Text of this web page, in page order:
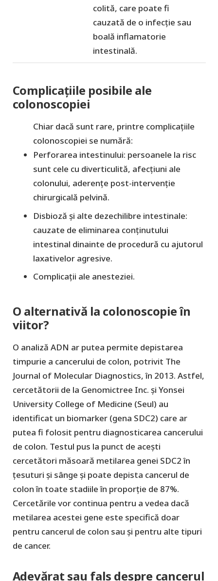
colită, care poate fi
cauzată de o infecție sau
boală inflamatorie
intestinală.
Complicațiile posibile ale
colonoscopiei
Chiar dacă sunt rare, printre complicațiile
colonoscopiei se numără:
Perforarea intestinului: persoanele la risc
sunt cele cu diverticulită, afecțiuni ale
colonului, aderențe post-intervenție
chirurgicală pelvină.
Disbioză și alte dezechilibre intestinale:
cauzate de eliminarea conținutului
intestinal dinainte de procedură cu ajutorul
laxativelor agresive.
Complicații ale anesteziei.
O alternativă la colonoscopie în
viitor?
O analiză ADN ar putea permite depistarea
timpurie a cancerului de colon, potrivit The
Journal of Molecular Diagnostics, în 2013. Astfel,
cercetătorii de la Genomictree Inc. și Yonsei
University College of Medicine (Seul) au
identificat un biomarker (gena SDC2) care ar
putea fi folosit pentru diagnosticarea cancerului
de colon. Testul pus la punct de acești
cercetători măsoară metilarea genei SDC2 în
țesuturi și sânge și poate depista cancerul de
colon în toate stadiile în proporție de 87%.
Cercetările vor continua pentru a vedea dacă
metilarea acestei gene este specifică doar
pentru cancerul de colon sau și pentru alte tipuri
de cancer.
Adevărat sau fals despre cancerul